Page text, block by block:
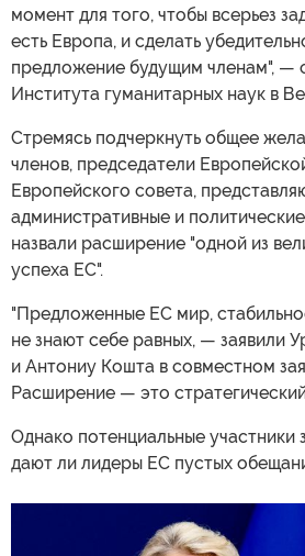
момент для того, чтобы всерьез
есть Европа, и сделать
предложение будущим членам", —
Института гуманитарных наук в
Стремясь подчеркнуть общее
членов, председатели
Европейского совета,
административные и
назвали расширение "одной из
успеха ЕС".
"Предложенные ЕС мир,
не знают себе равных, — заявили
и Антониу Кошта в совместном
Расширение — это
Однако потенциальные участники
дают ли лидеры ЕС пустых